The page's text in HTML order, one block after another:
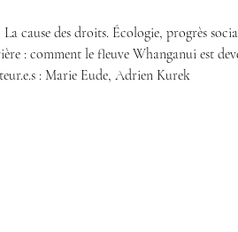
cause des droits. Écologie, progrès
: comment le fleuve Whanganui est
: Marie Eude, Adrien Kurek